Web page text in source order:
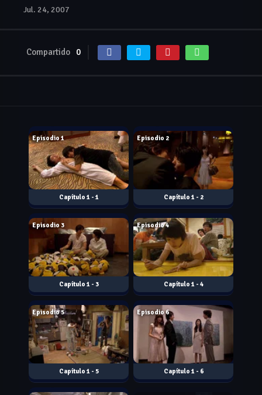
Jul. 24, 2007
Compartido 0
1 - 1
Episodio 1
1 - 2
Episodio 2
1 - 3
Episodio 3
Jul. 09, 2007
1 - 4
Episodio 4
Jul. 10, 2007
1 - 5
Episodio 5
Jul. 16, 2007
1 - 6
Episodio 6
Jul. 17, 2007
Jul. 23, 2007 Jul. 24, 2007